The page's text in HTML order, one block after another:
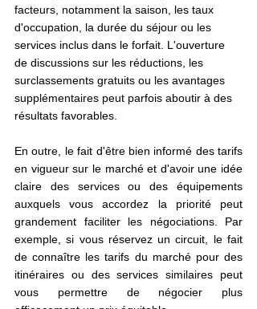
facteurs, notamment la saison, les taux
d'occupation, la durée du séjour ou les
services inclus dans le forfait. L'ouverture
de discussions sur les réductions, les
surclassements gratuits ou les avantages
supplémentaires peut parfois aboutir à des
résultats favorables.
En outre, le fait d'être bien informé des tarifs
en vigueur sur le marché et d'avoir une idée
claire des services ou des équipements
auxquels vous accordez la priorité peut
grandement faciliter les négociations. Par
exemple, si vous réservez un circuit, le fait
de connaître les tarifs du marché pour des
itinéraires ou des services similaires peut
vous permettre de négocier plus